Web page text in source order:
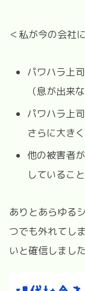
＜私が今の会社
パワハラ上
（息が出来な
パワハラ上
さらに大きく
他の被害者
しているこ
ありとあらゆる
つでも外れてし
いと確信しました